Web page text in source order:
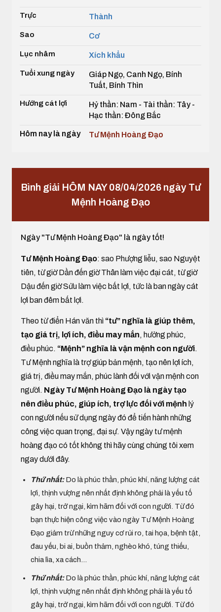
Trực Thành
Sao Cơ
Lục nhâm Xích khẩu
Tuổi xung ngày
Giáp Ngọ, Canh Ngọ, Bính
Tuất, Bính Thìn
Hướng cát lợi
Hỷ thần: Nam - Tài thần: Tây -
Hạc thần: Đông Bắc
Hôm nay là ngày Tư Mệnh Hoàng Đạo
Bình giải HÔM NAY 08/04/2026 ngày Tư
Mệnh Hoàng Đạo
Ngày "Tư Mệnh Hoàng Đạo" là ngày tốt!
Tư Mệnh Hoàng Đạo: sao Phượng liễu, sao Nguyệt
tiên, từ giờ Dần đến giờ Thân làm việc đại cát, từ giờ
Dậu đến giờ Sửu làm việc bất lợi, tức là ban ngày cát
lợi ban đêm bất lợi.
Theo từ điển Hán văn thì “tư” nghĩa là giúp thêm,
tạo giá trị, lợi ích, điều may mắn, hưởng phúc,
điều phúc. “Mệnh” nghĩa là vận mệnh con người.
Tư Mệnh nghĩa là trợ giúp bản mệnh, tạo nên lợi ích,
giá trị, điều may mắn, phúc lành đối với vận mệnh con
người. Ngày Tư Mệnh Hoàng Đạo là ngày tạo
nên điều phúc, giúp ích, trợ lực đối với mệnh lý
con người nếu sử dụng ngày đó để tiến hành những
công việc quan trọng, đại sự. Vậy ngày tư mệnh
hoàng đạo có tốt không thì hãy cùng chúng tôi xem
ngay dưới đây.
Thứ nhất:Do là phúc thần, phúc khí, năng lượng cát
lợi, thịnh vượng nên nhất định không phải là yếu tố
gây hại, trở ngại, kìm hãm đối với con người. Từ đó
bạn thực hiện công việc vào ngày Tư Mệnh Hoàng
Đạo giảm trừ những nguy cơ rủi ro, tai họa, bệnh tật,
đau yếu, bi ai, buồn thảm, nghèo khó, túng thiếu,
chia lìa, xa cách...
Thứ nhất:Do là phúc thần, phúc khí, năng lượng cát
lợi, thịnh vượng nên nhất định không phải là yếu tố
gây hại, trở ngại, kìm hãm đối với con người. Từ đó